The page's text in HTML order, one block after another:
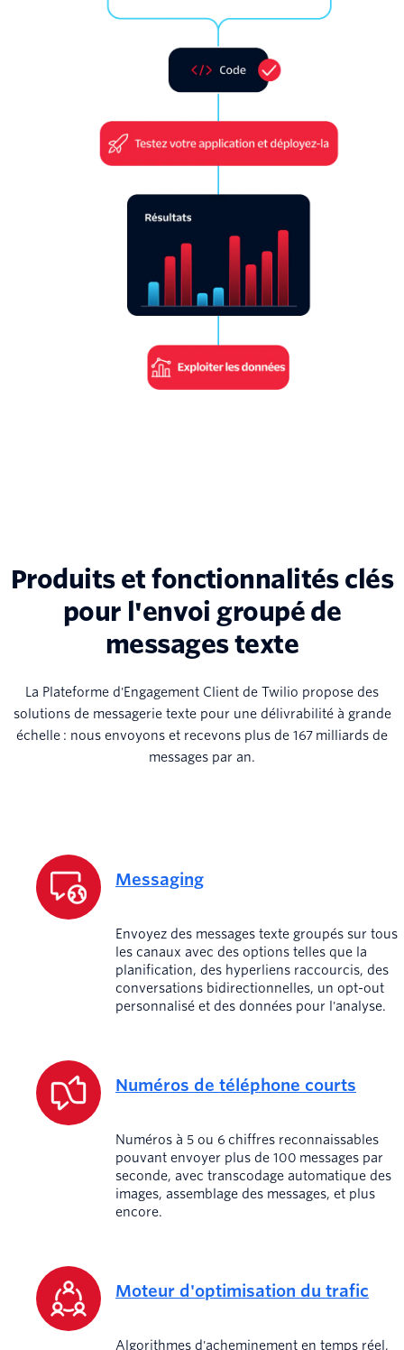
Produits et fonctionnalités clés
pour l'envoi groupé de
messages texte
La Plateforme d'Engagement Client de Twilio propose des
solutions de messagerie texte pour une délivrabilité à grande
échelle : nous envoyons et recevons plus de 167 milliards de
messages par an.
Messaging
Envoyez des messages texte groupés sur tous
les canaux avec des options telles que la
planification, des hyperliens raccourcis, des
conversations bidirectionnelles, un opt-out
personnalisé et des données pour l'analyse.
Numéros de téléphone courts
Numéros à 5 ou 6 chiffres reconnaissables
pouvant envoyer plus de 100 messages par
seconde, avec transcodage automatique des
images, assemblage des messages, et plus
encore.
Moteur d'optimisation du trafic
Algorithmes d'acheminement en temps réel,